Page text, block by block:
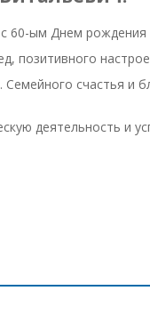
с 60-ым Днем
позитивного
счастья и
деятельность и